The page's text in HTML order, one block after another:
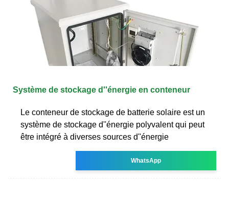
Système de stockage d''énergie en conteneur
Le conteneur de stockage de batterie solaire est un
système de stockage d''énergie polyvalent qui peut
être intégré à diverses sources d''énergie
WhatsApp